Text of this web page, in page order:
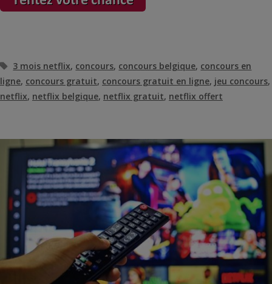
Étiquettes
3 mois netflix, concours, concours belgique, concours en
ligne, concours gratuit, concours gratuit en ligne, jeu concours,
netflix, netflix belgique, netflix gratuit, netflix offert